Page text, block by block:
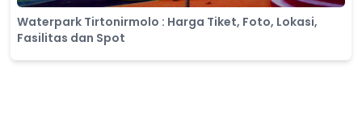
Waterpark Tirtonirmolo : Harga Tiket, Foto, Lokasi,
Fasilitas dan Spot